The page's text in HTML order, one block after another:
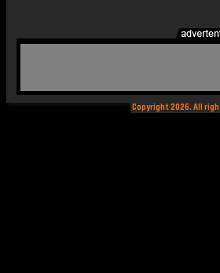
Copyright 2026. All